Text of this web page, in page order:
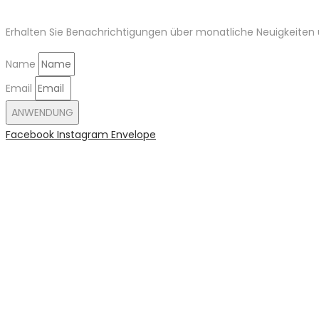
Erhalten Sie Benachrichtigungen über monatliche Neuigkeiten
Name
Email
ANWENDUNG
Facebook Instagram Envelope